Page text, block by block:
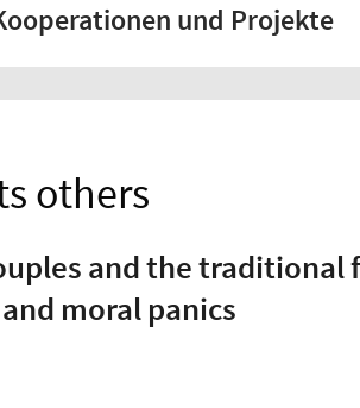
und Projekte
others
and the traditional
moral panics